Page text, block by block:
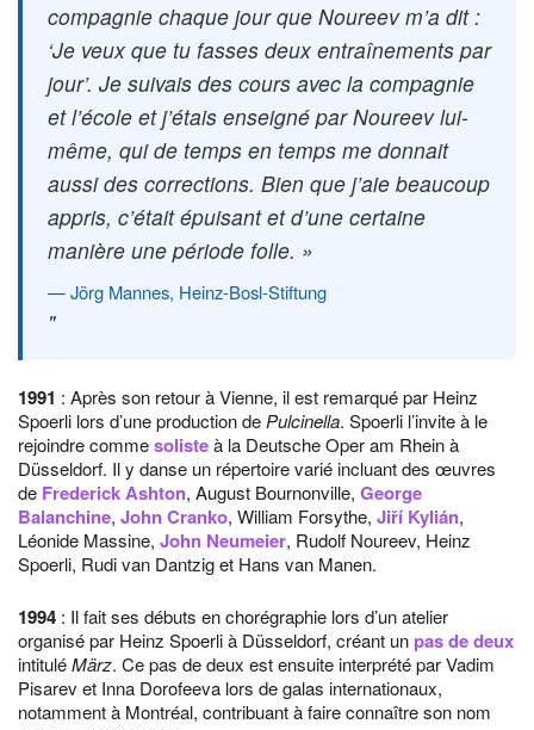
compagnie chaque jour que Noureev m’a dit :
‘Je veux que tu fasses deux entraînements par
jour’. Je suivais des cours avec la compagnie
et l’école et j’étais enseigné par Noureev lui-
même, qui de temps en temps me donnait
aussi des corrections. Bien que j’aie beaucoup
appris, c’était épuisant et d’une certaine
manière une période folle. »
Jörg Mannes, Heinz-Bosl-Stiftung
1991 : Après son retour à Vienne, il est remarqué par Heinz
Spoerli lors d’une production de Pulcinella. Spoerli l’invite à le
rejoindre commesolisteà la Deutsche Oper am Rhein à
Düsseldorf. Il y danse un répertoire varié incluant des œuvres
de Frederick Ashton, August Bournonville, George
Balanchine, John Cranko, William Forsythe, Jiří Kylián,
Léonide Massine, John Neumeier, Rudolf Noureev, Heinz
Spoerli, Rudi van Dantzig et Hans van Manen.
1994 : Il fait ses débuts en chorégraphie lors d’un atelier
organisé par Heinz Spoerli à Düsseldorf, créant un pas de deux
intituléMärz. Ce pas de deux est ensuite interprété par Vadim
Pisarev et Inna Dorofeeva lors de galas internationaux,
notamment à Montréal, contribuant à faire connaître son nom